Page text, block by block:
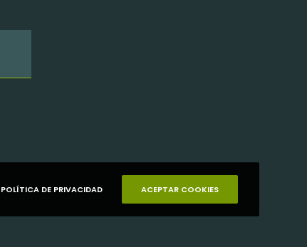
POLÍTICA DE PRIVACIDAD ACEPTAR COOKIES